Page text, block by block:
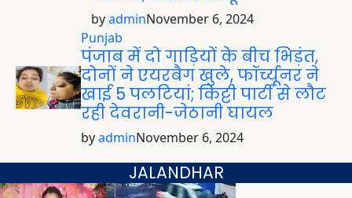
byadminNovember 6, 2024
Punjab
पंजाब में दो गाड़ियों के बीच भिड़ंत,
दोनों ने एयरबैग खुले, फॉर्च्यूनर ने
खाई 5 पलटियां; किट्टी पार्टी से लौट
रही देवरानी-जेठानी घायल
byadminNovember 6, 2024
JALANDHAR